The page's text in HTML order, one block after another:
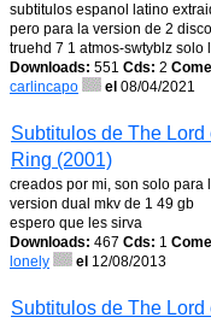
subtitulos espanol latino
pero para la version de 2
truehd 7 1 atmos-swtyblz
Downloads: 551 Cds: 2
carlincapo
el 08/04/2021
Subtitulos de The
Ring (2001)
creados por mi, son solo
version dual mkv de 1 49 gb
espero que les sirva
Downloads: 467 Cds: 1
lonely
el 12/08/2013
Subtitulos de The